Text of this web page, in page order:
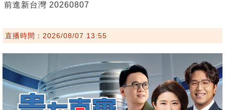
前進新台灣 20260807
直播時間：2026/08/07 13:55